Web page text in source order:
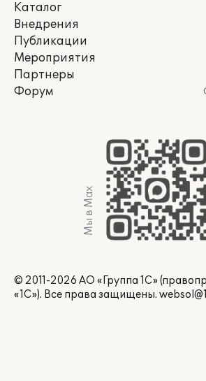
Каталог
Внедрения
Публикации
Мероприятия
Партнеры
Форум
Мы в Max
© 2011-2026 АО «Группа 1С»
«1С»). Все права защищены.